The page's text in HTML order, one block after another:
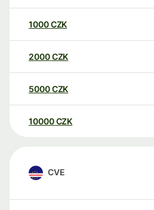
1000CZK
2000CZK
5000CZK
10000 CZK
CVE